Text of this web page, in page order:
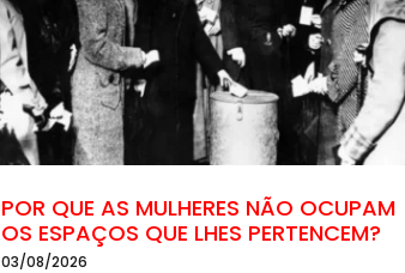
POR QUE AS MULHERES NÃO OCUPAM
OS ESPAÇOS QUE LHES PERTENCEM?
03/08/2026